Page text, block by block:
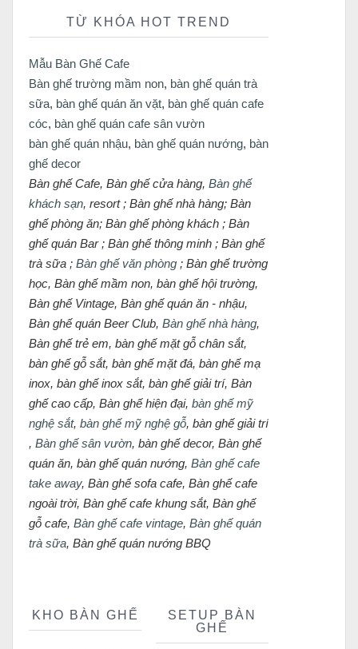
TỪ KHÓA HOT TREND
Mẫu Bàn Ghế Cafe
Bàn ghế trường mầm non, bàn ghế quán trà
sữa, bàn ghế quán ăn vặt, bàn ghế quán cafe
cóc, bàn ghế quán cafe sân vườn
bàn ghế quán nhậu, bàn ghế quán nướng, bàn
ghế decor
Bàn ghế Cafe, Bàn ghế cửa hàng, Bàn ghế
khách sạn, resort ; Bàn ghế nhà hàng; Bàn
ghế phòng ăn; Bàn ghế phòng khách ; Bàn
ghế quán Bar ; Bàn ghế thông minh ; Bàn ghế
trà sữa ; Bàn ghế văn phòng ; Bàn ghế trường
học, Bàn ghế mầm non, bàn ghế hội trường,
Bàn ghế Vintage, Bàn ghế quán ăn - nhậu,
Bàn ghế quán Beer Club, Bàn ghế nhà hàng,
Bàn ghế trẻ em, bàn ghế mặt gỗ chân sắt,
bàn ghế gỗ sắt, bàn ghế mặt đá, bàn ghế mạ
inox, bàn ghế inox sắt, bàn ghế giải trí, Bàn
ghế cao cấp, Bàn ghế hiện đại, bàn ghế mỹ
nghệ sắt, bàn ghế mỹ nghệ gỗ, bàn ghế giải trí
, Bàn ghế sân vườn, bàn ghế decor, Bàn ghế
quán ăn, bàn ghế quán nướng, Bàn ghế cafe
take away, Bàn ghế sofa cafe, Bàn ghế cafe
ngoài trời, Bàn ghế cafe khung sắt, Bàn ghế
gỗ cafe, Bàn ghế cafe vintage, Bàn ghế quán
trà sữa, Bàn ghế quán nướng BBQ
KHO BÀN GHẾ
SETUP BÀN
GHẾ